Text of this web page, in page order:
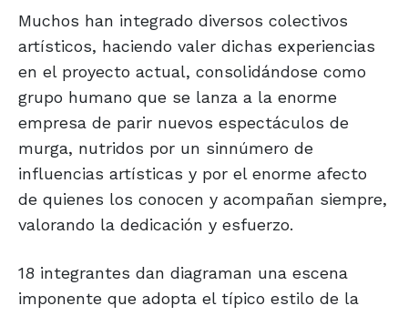
Muchos han integrado diversos colectivos
artísticos, haciendo valer dichas experiencias
en el proyecto actual, consolidándose como
grupo humano que se lanza a la enorme
empresa de parir nuevos espectáculos de
murga, nutridos por un sinnúmero de
influencias artísticas y por el enorme afecto
de quienes los conocen y acompañan siempre,
valorando la dedicación y esfuerzo.
18 integrantes dan diagraman una escena
imponente que adopta el típico estilo de la